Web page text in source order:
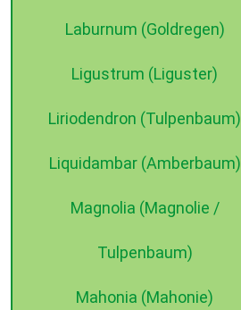
Laburnum (Goldregen)
Ligustrum (Liguster)
Liriodendron (Tulpenbaum)
Liquidambar (Amberbaum)
Magnolia (Magnolie /
Tulpenbaum)
Mahonia (Mahonie)